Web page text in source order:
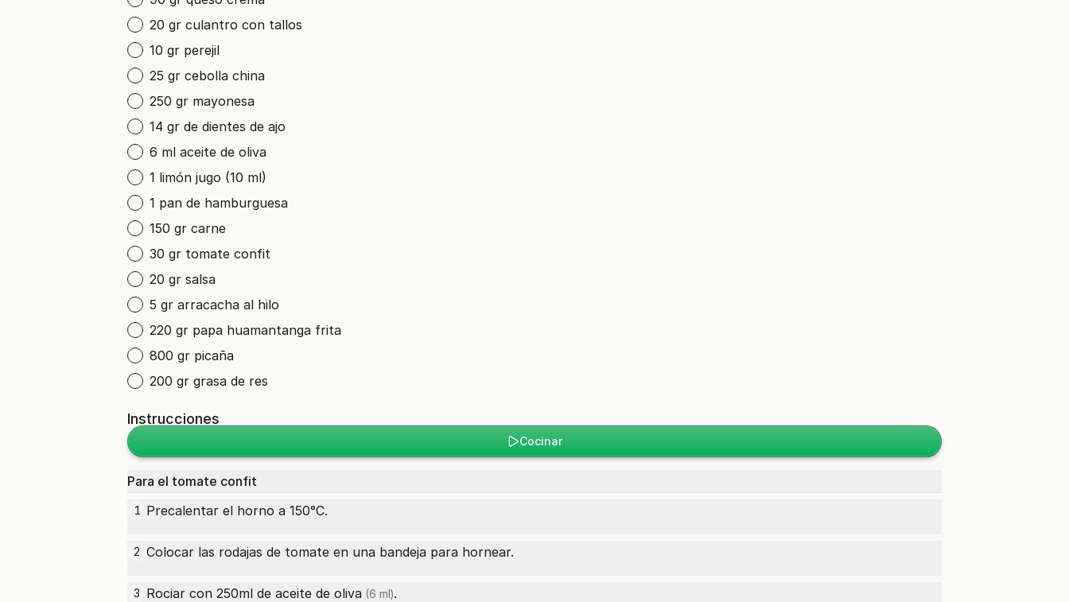
20 gr culantro con tallos
10 gr perejil
25 gr cebolla china
250 gr mayonesa
14 gr de dientes de ajo
6 ml aceite de oliva
1 limón jugo (10 ml)
1 pan de hamburguesa
150 gr carne
30 gr tomate confit
20 gr salsa
5 gr arracacha al hilo
220 gr papa huamantanga frita
800 gr picaña
200 gr grasa de res
Instrucciones
Cocinar
Para el tomate confit
1 Precalentar el horno a 150°C.
2 Colocar las rodajas de tomate en una bandeja para hornear.
3 Rociar con 250ml de aceite de oliva (6 ml).